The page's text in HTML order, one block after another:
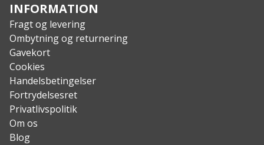
INFORMATION
Fragt og levering
Ombytning og returnering
Gavekort
Cookies
Handelsbetingelser
Fortrydelsesret
Privatlivspolitik
Om os
Blog